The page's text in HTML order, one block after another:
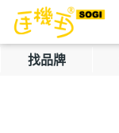
找品牌